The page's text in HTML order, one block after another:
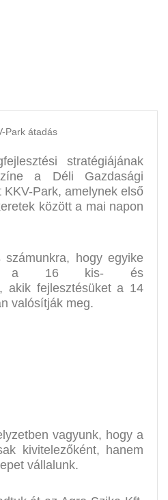
stratégiájának
a Déli Gazdasági
Park, amelynek első
között a mai napon
számunkra, hogy egyike
a 16 kis- és
akik fejlesztésüket a 14
valósítják meg.
vagyunk, hogy a
kivitelezőként, hanem
vállalunk.